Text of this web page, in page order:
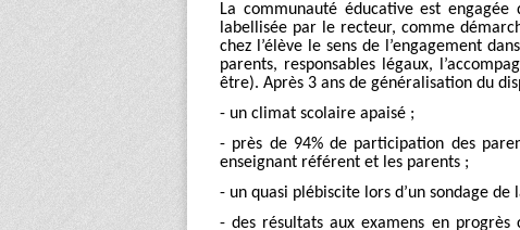
La communauté éducative est
labellisée par le recteur, comme
chez l’élève le sens de l’engagement
parents, responsables légaux,
être). Après 3 ans de généralisation du
- un climat scolaire apaisé ;
- près de 94% de participation des
enseignant référent et les parents ;
- un quasi plébiscite lors d’un sondage de
- des résultats aux examens en